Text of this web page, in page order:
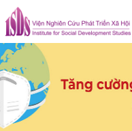
Skip
to
content